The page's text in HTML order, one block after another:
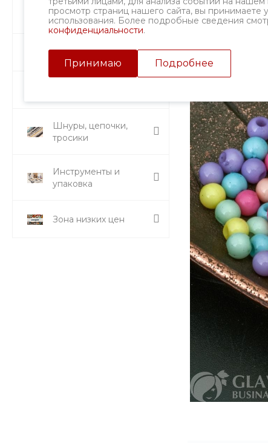
просмотр страниц нашего сайта, вы принимаете
использования. Более подробные сведения
конфиденциальности.
Принимаю Подробнее
Фурнитура
Подвески и кулоны
Шнуры, цепочки,
тросики
Инструменты и
упаковка
Зона низких цен